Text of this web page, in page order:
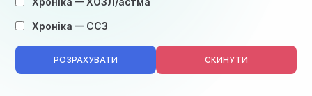
Хроніка — ССЗ
РОЗРАХУВАТИ СКИНУТИ